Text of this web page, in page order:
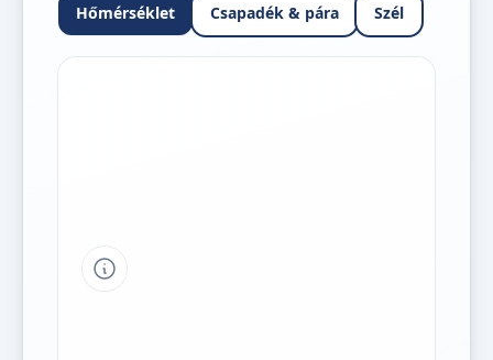
Hőmérséklet Csapadék & pára Szél
Tipp a grafikon jelmagyarázatához